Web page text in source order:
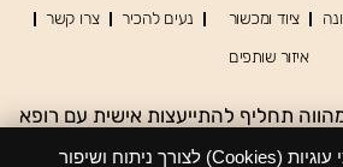
ציוד ומכשור נעים להכיר
צרו קשר
איזור שותפים
תחליף להתייעצות אישית עם רופא
להסתמך על המידע כמקור מידע יחיד,
אנחנו משתמשים בקובצי עוגיות (Cookies) לצורך ניתוח ושיפור